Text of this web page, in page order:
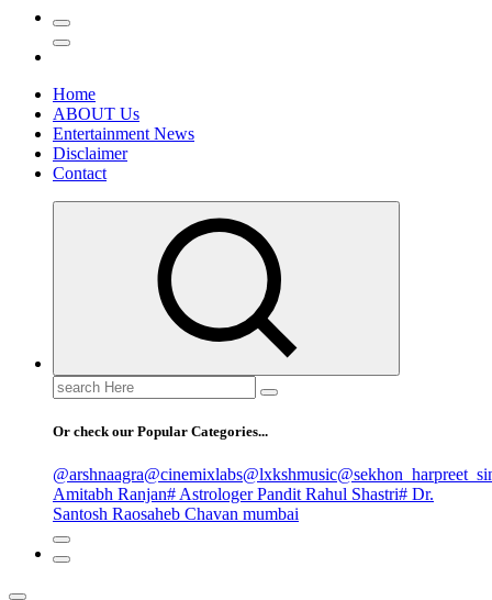
Home
ABOUT Us
Entertainment News
Disclaimer
Contact
Search
for:
Or check our Popular Categories...
@arshnaagra@cinemixlabs@lxkshmusic
Amitabh Ranjan# Astrologer Pandit Rahul Shastri# Dr.
Santosh Raosaheb Chavan mumbai